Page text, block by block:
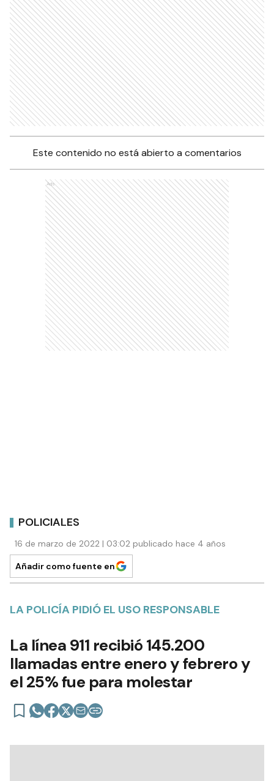
Este contenido no está abierto a comentarios
Ads
POLICIALES
16 de marzo de 2022 | 03:02 publicado hace 4 años
Añadir como fuente en
LA POLICÍA PIDIÓ EL USO RESPONSABLE
La línea 911 recibió 145.200
llamadas entre enero y febrero y
el 25% fue para molestar